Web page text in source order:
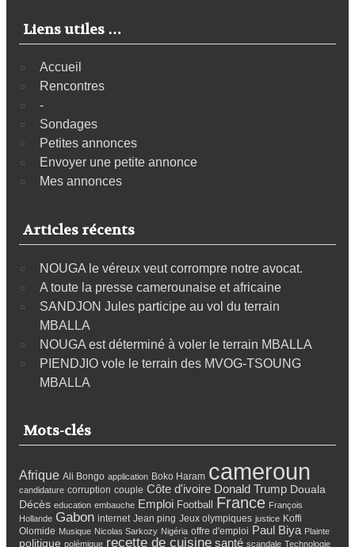
Liens utiles …
Accueil
Rencontres
-
Sondages
Petites annonces
Envoyer une petite annonce
Mes annonces
Articles récents
NOUGA le véreux veut corrompre notre avocat.
A toute la presse camerounaise et africaine
SANDJON Jules participe au vol du terrain
MBALLA
NOUGA est déterminé à voler le terrain MBALLA
PIENDJIO vole le terrain des MVOG-TSOUNG
MBALLA
Mots-clés
Afrique Ali Bongo application Boko Haram cameroun
candidature corruption couple Côte d'ivoire Donald Trump Douala
Décès education embauche Emploi Football France François
Hollande Gabon internet Jean ping Jeux olympiques justice Koffi
Olomide Musique Nicolas Sarkozy Nigéria offre d'emploi Paul Biya Plainte
politique polémique recette de cuisine santé scandale Technologie